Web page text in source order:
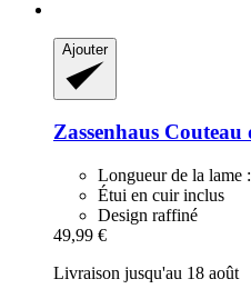
Ajouter
Zassenhaus Couteau
Longueur de la lame
Étui en cuir inclus
Design raffiné
49,99 €
Livraison jusqu'au 18 août